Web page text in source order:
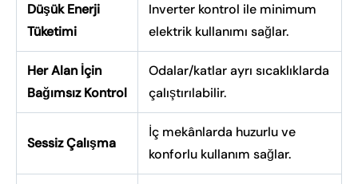
Düşük Enerji
Tüketimi
Inverter kontrol ile minimum
elektrik kullanımı sağlar.
Her Alan İçin
Bağımsız Kontrol
Odalar/katlar ayrı sıcaklıklarda
çalıştırılabilir.
Sessiz Çalışma
İç mekânlarda huzurlu ve
konforlu kullanım sağlar.